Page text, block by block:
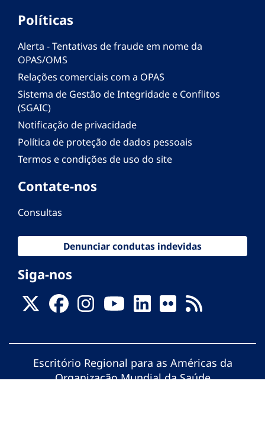
Políticas
Alerta - Tentativas de fraude em nome da
OPAS/OMS
Relações comerciais com a OPAS
Sistema de Gestão de Integridade e Conflitos
(SGAIC)
Notificação de privacidade
Política de proteção de dados pessoais
Termos e condições de uso do site
Contate-nos
Consultas
Denunciar condutas indevidas
Siga-nos
Escritório Regional para as Américas da
Organização Mundial da Saúde